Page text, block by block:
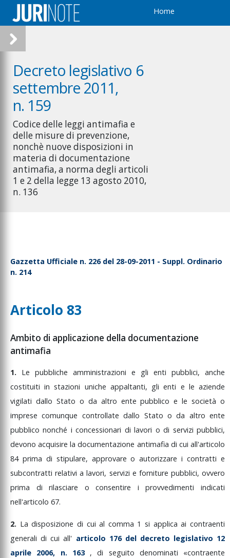
Home
Decreto legislativo 6
settembre 2011,
n. 159
Codice delle leggi antimafia e
delle misure di prevenzione,
nonchè nuove disposizioni in
materia di documentazione
antimafia, a norma degli articoli
1 e 2 della legge 13 agosto 2010,
n. 136
Gazzetta Ufficiale n. 226 del 28-09-2011 - Suppl. Ordinario
n. 214
Articolo 83
Ambito di applicazione della documentazione
antimafia
1. Le pubbliche amministrazioni e gli enti pubblici, anche
costituitiinstazioni uniche appaltanti, glienti e leaziende
vigilati dallo Stato o da altro entepubblicoelesocietào
impresecomunque controllatedallo Stato oda altro ente
pubblicononché iconcessionari dilavori odi servizipubblici,
devonoacquisireladocumentazione antimafia di cuiall'articolo
84 prima di stipulare, approvareoautorizzareicontrattie
subcontrattirelativialavori, servizi e forniture pubblici, ovvero
prima dirilasciare oconsentire iprovvedimentiindicati
nell'articolo 67.
2. Ladisposizione di cuial comma 1si applicaaicontraenti
generalidicuiall' articolo 176 del decreto legislativo 12
aprile 2006, n. 163 ,di seguito denominati «contraente